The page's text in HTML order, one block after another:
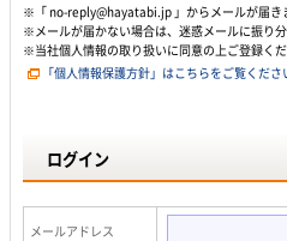
※「 no-reply@hayatabi.jp 」からメールが届き
※メールが届かない場合は、迷惑メールに振り
※当社個人情報の取り扱いに同意の上ご登録くだ
「個人情報保護方針」はこちらをご覧くださ
ログイン
メールアドレス